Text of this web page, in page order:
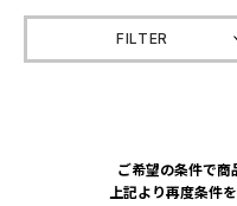
FILTER
ご希望の条件で商
上記より再度条件